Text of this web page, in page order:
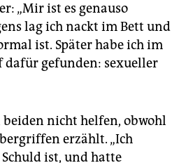
„Mir ist es genauso
lag ich nackt im Bett und
ist. Später habe ich im
gefunden: sexueller
nicht helfen, obwohl
erzählt. „Ich
Schuld ist, und hatte